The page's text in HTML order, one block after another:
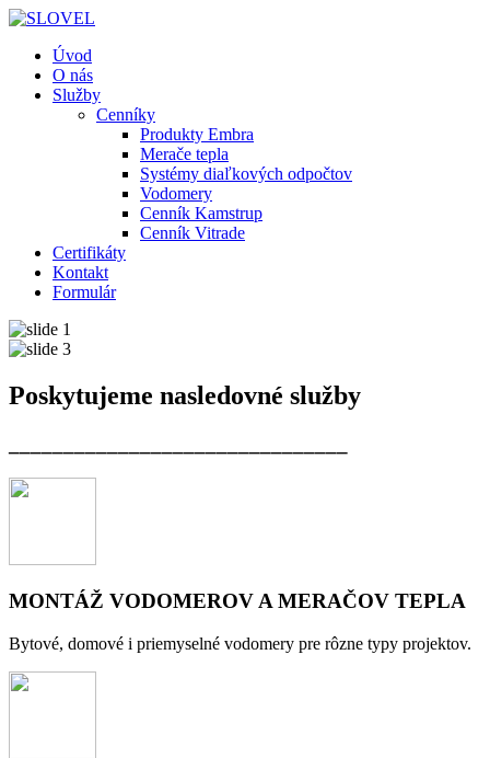
Úvod
O nás
Služby
Cenníky
Produkty Embra
Merače tepla
Systémy diaľkových odpočtov
Vodomery
Cenník Kamstrup
Cenník Vitrade
Certifikáty
Kontakt
Formulár
Poskytujeme nasledovné služby
MONTÁŽ VODOMEROV A MERAČOV TEPLA
Bytové, domové i priemyselné vodomery pre rôzne typy projektov.